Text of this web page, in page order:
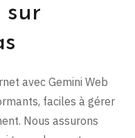
sur
avec Gemini Web
faciles à gérer
Nous assurons